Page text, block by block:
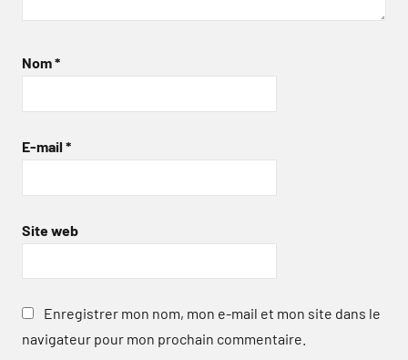
Nom*
E-mail *
Site web
Enregistrer mon nom, mon e-mail et mon site dans le
navigateur pour mon prochain commentaire.